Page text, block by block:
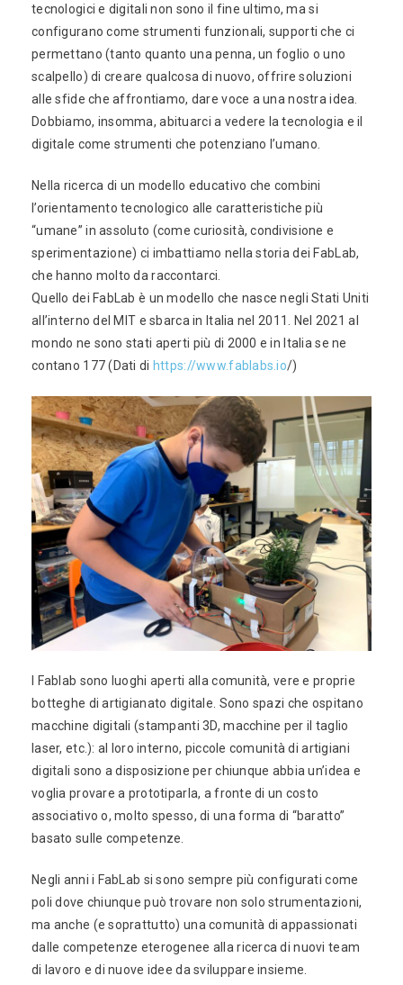
tecnologici e digitali non sono il fine ultimo, ma si
configurano come strumenti funzionali, supporti che ci
permettano (tanto quanto una penna, un foglio o uno
scalpello) di creare qualcosa di nuovo, offrire soluzioni
alle sfide che affrontiamo, dare voce a una nostra idea.
Dobbiamo, insomma, abituarci a vedere la tecnologia e il
digitale come strumenti che potenziano l’umano.
Nella ricerca di un modello educativo che combini
l’orientamento tecnologico alle caratteristiche più
“umane” in assoluto (come curiosità, condivisione e
sperimentazione) ci imbattiamo nella storia dei FabLab,
che hanno molto da raccontarci.
Quello dei FabLab è un modello che nasce negli Stati Uniti
all’interno del MIT e sbarca in Italia nel 2011. Nel 2021 al
mondo ne sono stati aperti più di 2000 e in Italia se ne
contano 177 (Dati di https://www.fablabs.io/)
I Fablab sono luoghi aperti alla comunità, vere e proprie
botteghe di artigianato digitale. Sono spazi che ospitano
macchine digitali (stampanti 3D, macchine per il taglio
laser, etc.): al loro interno, piccole comunità di artigiani
digitali sono a disposizione per chiunque abbia un’idea e
voglia provare a prototiparla, a fronte di un costo
associativo o, molto spesso, di una forma di “baratto”
basato sulle competenze.
Negli anni i FabLab si sono sempre più configurati come
poli dove chiunque può trovare non solo strumentazioni,
ma anche (e soprattutto) una comunità di appassionati
dalle competenze eterogenee alla ricerca di nuovi team
di lavoro e di nuove idee da sviluppare insieme.